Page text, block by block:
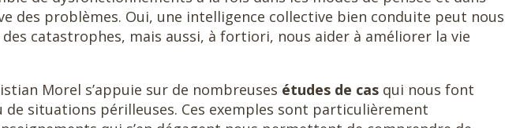
des problèmes. Oui, une intelligence collective bien conduite peut nous
catastrophes, mais aussi, à fortiori, nous aider à améliorer la vie
Morel s’appuie sur de nombreuses études de cas qui nous font
de situations périlleuses. Ces exemples sont particulièrement